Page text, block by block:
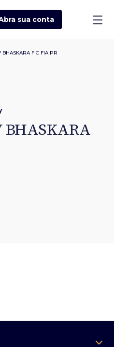
sua conta
BHASKARA FIC FIA PR
BHASKARA